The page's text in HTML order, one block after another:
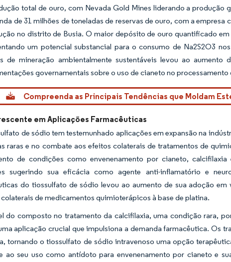
total de ouro, com Nevada Gold Mines liderando a
de 31 milhões de toneladas de reservas de ouro, com a
no distrito de Busia. O maior depósito de ouro quantificado
um potencial substancial para o consumo de Na2S2O3
de mineração ambientalmente sustentáveis levou ao
governamentais sobre o uso de cianeto no
Compreenda as Principais Tendências que Moldam
em Aplicações Farmacêuticas
de sódio tem testemunhado aplicações em expansão na
raras e no combate aos efeitos colaterais de tratamentos de
de condições como envenenamento por cianeto,
sugerindo sua eficácia como agente anti-inflamatório e
do tiossulfato de sódio levou ao aumento de sua adoção
de medicamentos quimioterápicos à base de platina.
do composto no tratamento da calcifilaxia, uma condição rara,
aplicação crucial que impulsiona a demanda farmacêutica. Os
tornando o tiossulfato de sódio intravenoso uma opção
ao seu uso como antídoto para envenenamento por cianeto e